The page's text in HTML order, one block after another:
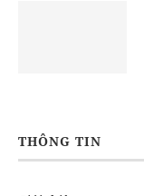
THÔNG TIN